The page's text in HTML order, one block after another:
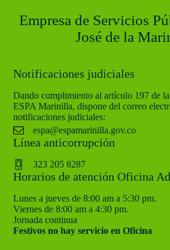
Empresa de Servicios
José de la
Notificaciones judiciales
Dando cumplimiento al artículo 197 de
ESPA Marinilla, dispone del correo
notificaciones judiciales:
espa@espamarinilla.gov.co
Línea anticorrupción
323 205 8287
Horarios de atención Oficina
Lunes a jueves de 8:00 am a 5:30 pm.
Viernes de 8:00 am a 4:30 pm.
Jornada continua
Festivos no hay servicio en Oficina